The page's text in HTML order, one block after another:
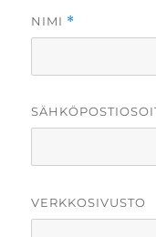
NIMI *
VERKKOSIVUSTO